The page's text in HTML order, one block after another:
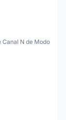
Canal N de Modo